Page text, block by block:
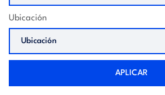
Ubicación
APLICAR